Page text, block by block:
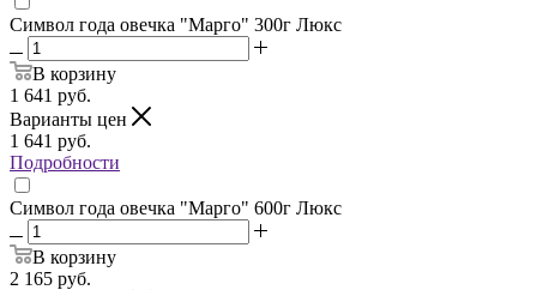
Символ года овечка "Марго" 300г Люкс
В корзину
1 641 руб.
Варианты цен
1 641 руб.
Подробности
Символ года овечка "Марго" 600г Люкс
В корзину
2 165 руб.